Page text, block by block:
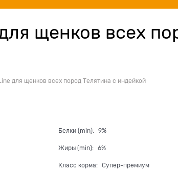
щенков всех
для щенков всех пород Телятина с индейкой
Белки (min): 9%
Жиры (min): 6%
Класс корма: Супер-премиум